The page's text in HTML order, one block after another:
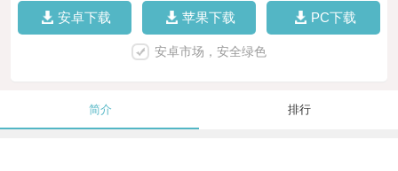
安卓下载 苹果下载 PC下载
安卓市场，安全绿色
简介 排行